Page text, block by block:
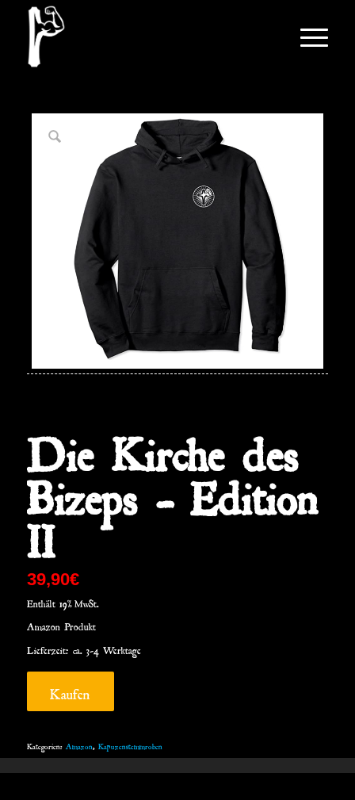
Die Kirche des
Bizeps – Edition
II
39,90€
Enthält 19% MwSt.
Amazon Produkt
Lieferzeit: ca. 3-4 Werktage
Kaufen
Kategorien: Amazon Kapuzenstemmroben